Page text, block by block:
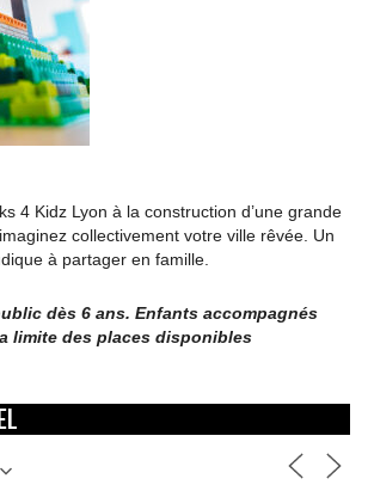
4 Kidz Lyon à la construction d’une grande
collectivement votre ville rêvée. Un
à partager en famille.
dès 6 ans. Enfants accompagnés
limite des places disponibles